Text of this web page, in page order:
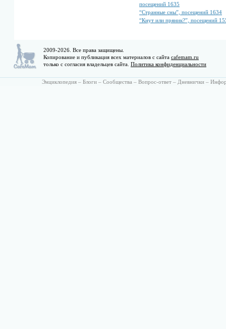
посещений 1635
“Странные сны”, посещений 1634
“Кнут или пряник?”, посещений
2009-2026. Все права защищены.
Копирование и публикация всех материалов с сайта cafemam.ru
только с согласия владельцев сайта. Политика конфиденциальности
Энциклопедия – Блоги – Сообщества – Вопрос-ответ – Дневнички –